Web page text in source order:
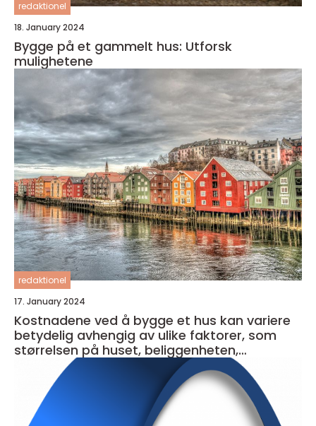
redaktionel
18. January 2024
Bygge på et gammelt hus: Utforsk
mulighetene
redaktionel
17. January 2024
Kostnadene ved å bygge et hus kan variere
betydelig avhengig av ulike faktorer, som
størrelsen på huset, beliggenheten,
materialkvaliteten og entreprenørens priser